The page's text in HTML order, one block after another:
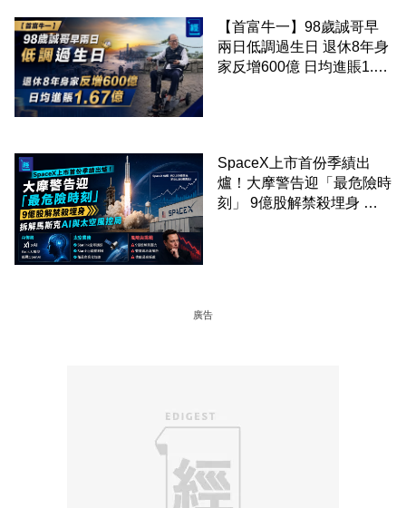
【首富牛一】98歲誠哥早
兩日低調過生日 退休8年身
家反增600億 日均進賬1.67
SpaceX上市首份季績出
爐！大摩警告迎「最危險時
刻」 9億股解禁殺埋身 拆
廣告